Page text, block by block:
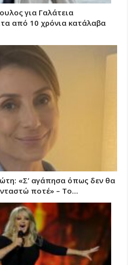
για Γαλάτεια
από 10 χρόνια κατάλαβα
«Σ’ αγάπησα όπως δεν θα
ποτέ» – Το…